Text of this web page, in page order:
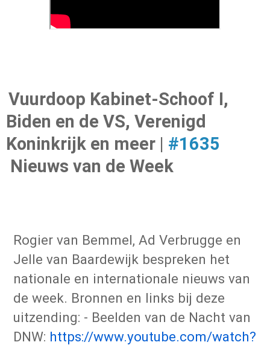
Vuurdoop Kabinet-Schoof I,
Biden en de VS, Verenigd
Koninkrijk en meer | #1635
Nieuws van de Week
Rogier van Bemmel, Ad Verbrugge en
Jelle van Baardewijk bespreken het
nationale en internationale nieuws van
de week. Bronnen en links bij deze
uitzending: - Beelden van de Nacht van
DNW: https://www.youtube.com/watch?